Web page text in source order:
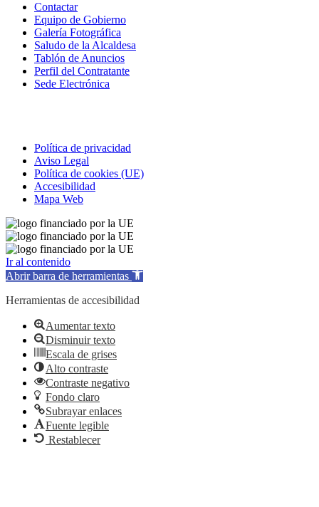
Contactar
Equipo de Gobierno
Galería Fotográfica
Saludo de la Alcaldesa
Tablón de Anuncios
Perfil del Contratante
Sede Electrónica
Política de privacidad
Aviso Legal
Política de cookies (UE)
Accesibilidad
Mapa Web
Ir al contenido
Abrir barra de herramientas
Herramientas de accesibilidad
Aumentar texto
Disminuir texto
Escala de grises
Alto contraste
Contraste negativo
Fondo claro
Subrayar enlaces
Fuente legible
Restablecer